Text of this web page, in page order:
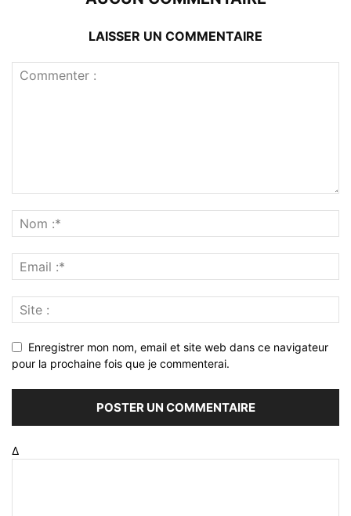
LAISSER UN COMMENTAIRE
Enregistrer mon nom, email et site web dans ce navigateur
pour la prochaine fois que je commenterai.
Δ